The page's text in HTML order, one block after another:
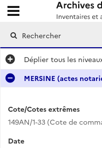
Archives
Ouvrir le menu déroulant
Déplier tous les
MERSINE (actes
Cote/Cotes extrêmes
149AN/1-33 (Cote de
Date